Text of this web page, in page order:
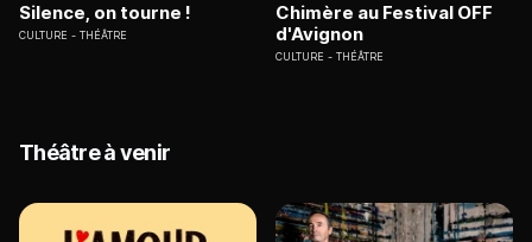
Silence, on tourne !
CULTURE THÉÂTRE
Chimère au Festival OFF
d'Avignon
CULTURE THÉÂTRE
Théâtre à venir